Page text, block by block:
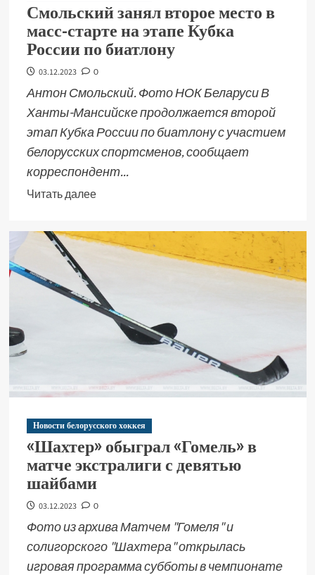
Смольский занял второе место в
масс-старте на этапе Кубка
России по биатлону
03.12.2023 0
Антон Смольский. Фото НОК Беларуси В
Ханты-Мансийске продолжается второй
этап Кубка России по биатлону с участием
белорусских спортсменов, сообщает
корреспондент...
Читать далее
Новости белорусского хоккея
«Шахтер» обыграл «Гомель» в
матче экстралиги с девятью
шайбами
03.12.2023 0
Фото из архива Матчем "Гомеля" и
солигорского "Шахтера" открылась
игровая программа субботы в чемпионате